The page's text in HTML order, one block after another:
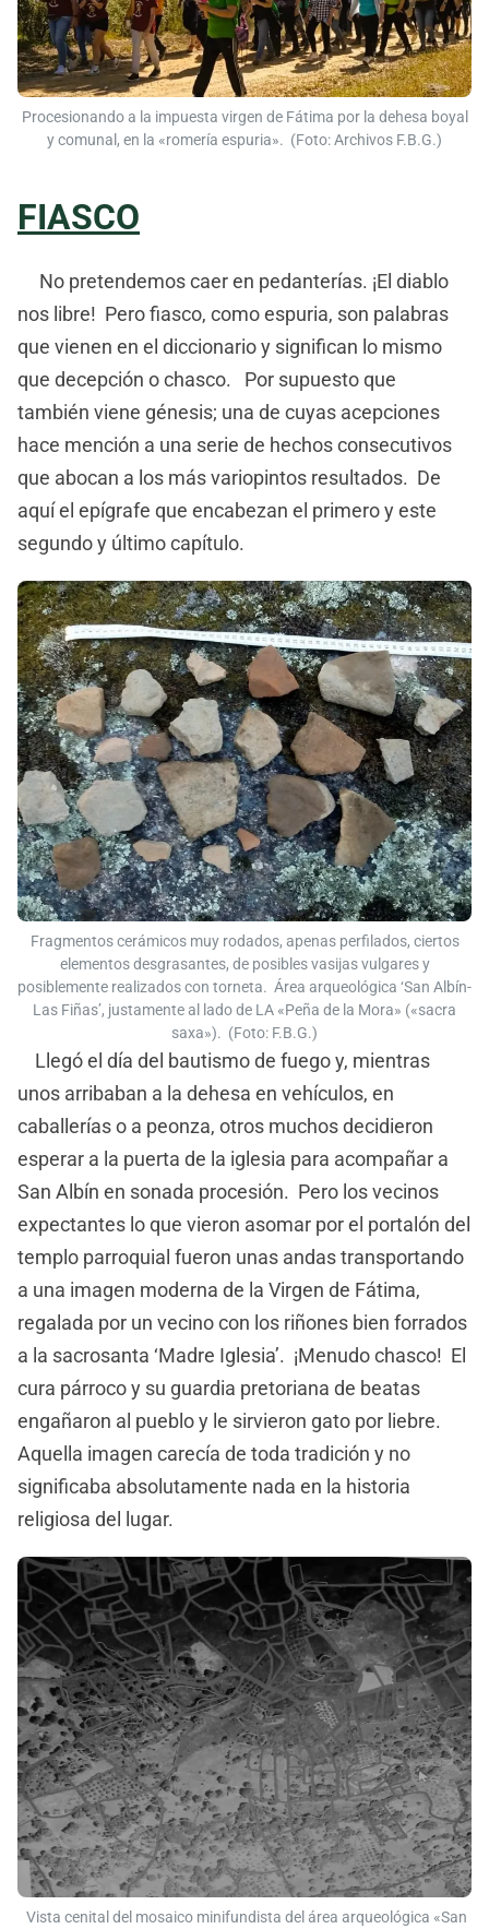
Procesionando a la impuesta virgen de Fátima por la dehesa boyal
y comunal, en la «romería espuria». (Foto: Archivos F.B.G.)
FIASCO
No pretendemos caer en pedanterías. ¡El diablo
nos libre! Pero fiasco, como espuria, son palabras
que vienen en el diccionario y significan lo mismo
que decepción o chasco. Por supuesto que
también viene génesis; una de cuyas acepciones
hace mención a una serie de hechos consecutivos
que abocan a los más variopintos resultados. De
aquí el epígrafe que encabezan el primero y este
segundo y último capítulo.
Fragmentos cerámicos muy rodados, apenas perfilados, ciertos
elementos desgrasantes, de posibles vasijas vulgares y
posiblemente realizados con torneta. Área arqueológica ‘San Albín-
Las Fiñas’, justamente al lado de LA «Peña de la Mora» («sacra
saxa»). (Foto: F.B.G.)
Llegó el día del bautismo de fuego y, mientras
unos arribaban a la dehesa en vehículos, en
caballerías o a peonza, otros muchos decidieron
esperar a la puerta de la iglesia para acompañar a
San Albín en sonada procesión. Pero los vecinos
expectantes lo que vieron asomar por el portalón del
templo parroquial fueron unas andas transportando
a una imagen moderna de la Virgen de Fátima,
regalada por un vecino con los riñones bien forrados
a la sacrosanta ‘Madre Iglesia’. ¡Menudo chasco! El
cura párroco y su guardia pretoriana de beatas
engañaron al pueblo y le sirvieron gato por liebre.
Aquella imagen carecía de toda tradición y no
significaba absolutamente nada en la historia
religiosa del lugar.
Vista cenital del mosaico minifundista del área arqueológica «San